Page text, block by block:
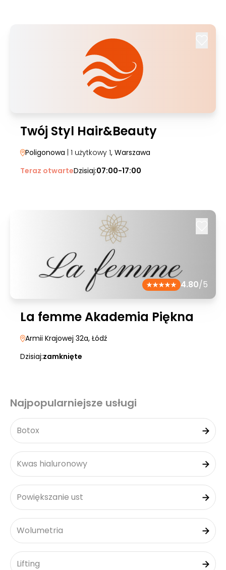
Twój Styl Hair&Beauty
Poligonowa | 1 użytkowy 1, Warszawa
Teraz otwarteDzisiaj:07:00-17:00
4.80/5
La femme Akademia Piękna
Armii Krajowej 32a, Łódź
Dzisiaj:zamknięte
Najpopularniejsze usługi
Botox
Kwas hialuronowy
Powiększanie ust
Wolumetria
Lifting